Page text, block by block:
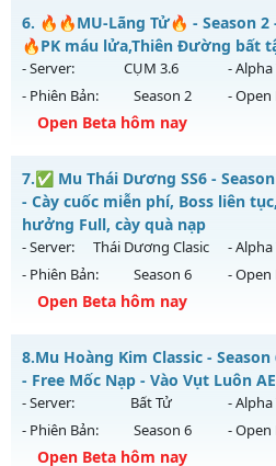
Kiểu reset: Non Reset
Thể loại: Mu Nguyên bản Webzen
Antihack: Xshiel
MU ATLANS - Reset Đổi Quà
Mu mới ra tháng 08 2026 - Mở
vào 22h ngày 05/08/2626
Exp: 100x - Drop: 20%
Kiểu reset: Reset In Game
Thể loại: Mu Nguyên bản Webzen
Antihack: Shark
6. 🔥🔥MU-Lãng Tử🔥 - Season 2
🔥PK máu lửa,Thiên Đường bất
- Server: CỤM 3.6 - Alpha
- Phiên Bản:
Season 2 - Open
Open Beta hôm nay
🔥🔥MU-Lãng Tử🔥 - 🔥PK máu
Mu mới ra tháng 08 2026 - Mở
ngày 08/08/2626
Exp: 200x - Drop: 5%
Antihack: Sharkguard
7.✅ Mu Thái Dương SS6 -
- Cày cuốc miễn phí, Boss liên
hưởng Full, cày quà nạp
- Server: Thái Dương Clasic - Alpha
- Phiên Bản:
Season 6 - Open
Open Beta hôm nay
✅ Mu Thái Dương SS6 - Cày
sự kiện 24/24, cộng hưởng Full,
Mu mới ra tháng 08 2026 - Mở
vào 13h ngày 08/08/2626
Exp: 500x - Drop: 25%
8.Mu Hoàng Kim Classic -
- Free Mốc Nạp - Vào Vụt Luôn AE
- Server: Bất Tử - Alpha
- Phiên Bản:
Season 6 - Open
Open Beta hôm nay